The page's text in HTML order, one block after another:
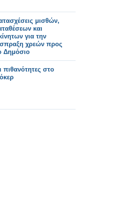
μισθών,
και
για την
χρεών προς
Δημόσιο
πιθανότητες στο